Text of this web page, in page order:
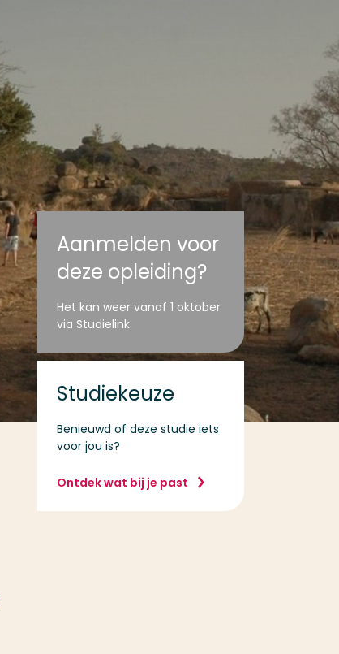
Aanmelden voor
deze opleiding?
Het kan weer vanaf 1 oktober
via Studielink
Studiekeuze
Benieuwd of deze studie iets
voor jou is?
Ontdek wat bij je past